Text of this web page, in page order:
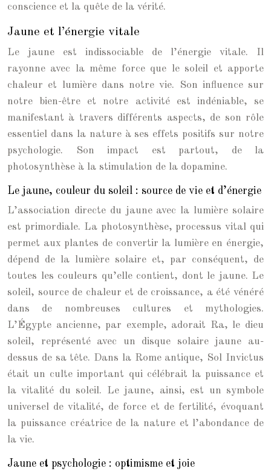
conscience et la quête de la vérité.
Jaune et l’énergie vitale
Le jaune est indissociable de l’énergie vitale. Il
rayonne avec la même force que le soleil et apporte
chaleur et lumière dans notre vie. Son influence sur
notre bien-être et notre activité est indéniable, se
manifestant à travers différents aspects, de son rôle
essentiel dans la nature à ses effets positifs sur notre
psychologie. Son impact est partout, de la
photosynthèse à la stimulation de la dopamine.
Le jaune, couleur du soleil : source de vie et d’énergie
L’association directe du jaune avec la lumière solaire
est primordiale. La photosynthèse, processus vital qui
permet aux plantes de convertir la lumière en énergie,
dépend de la lumière solaire et, par conséquent, de
toutes les couleurs qu’elle contient, dont le jaune. Le
soleil, source de chaleur et de croissance, a été vénéré
dans de nombreuses cultures et mythologies.
L’Égypte ancienne, par exemple, adorait Ra, le dieu
soleil, représenté avec un disque solaire jaune au-
dessus de sa tête. Dans la Rome antique, Sol Invictus
était un culte important qui célébrait la puissance et
la vitalité du soleil. Le jaune, ainsi, est un symbole
universel de vitalité, de force et de fertilité, évoquant
la puissance créatrice de la nature et l’abondance de
la vie.
Jaune et psychologie : optimisme et joie